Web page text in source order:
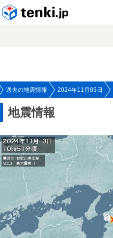
過去の地震情報 2024年11月03日
地震情報